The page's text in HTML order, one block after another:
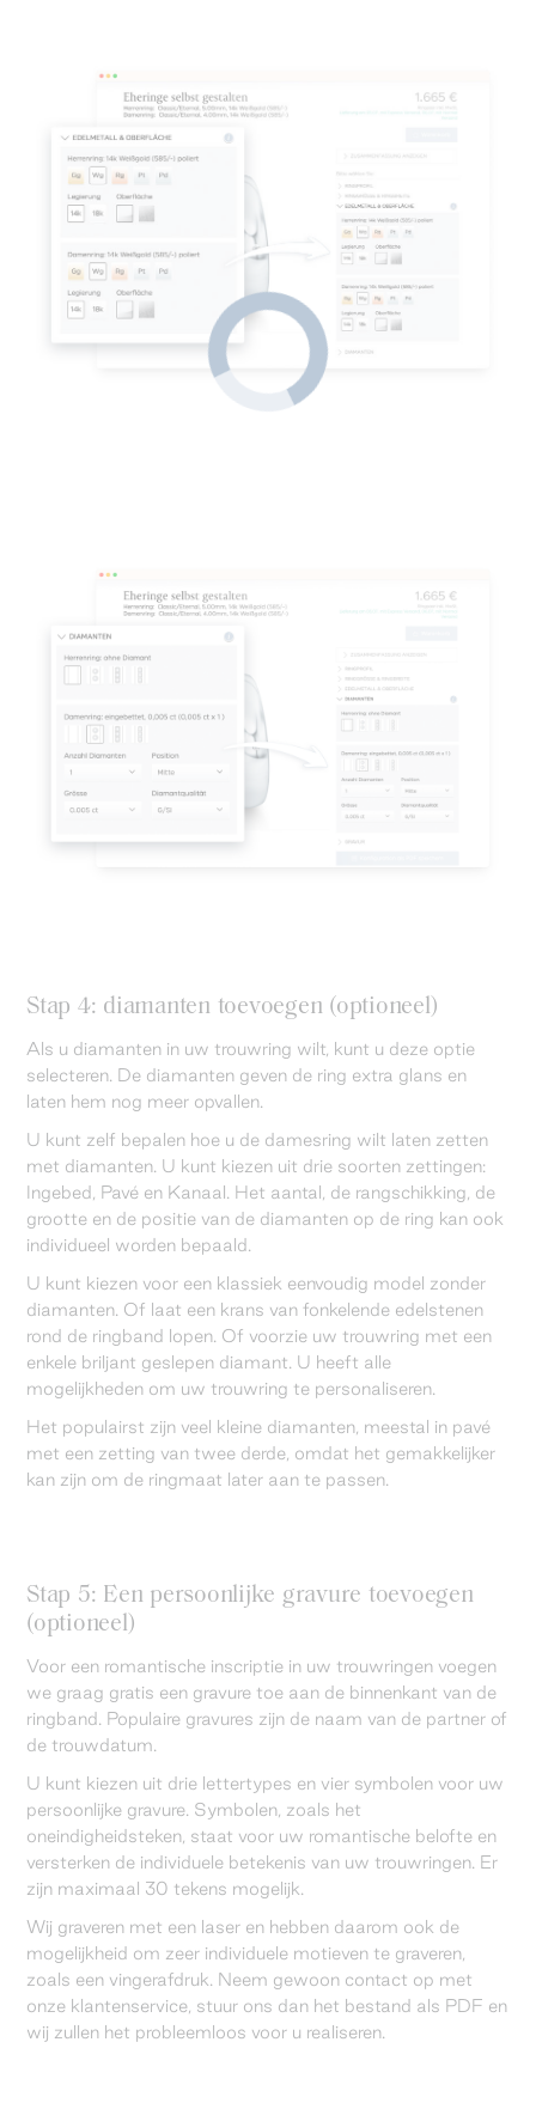
Stap 4: diamanten toevoegen (optioneel)
Als u diamanten in uw trouwring wilt, kunt u deze optie
selecteren. De diamanten geven de ring extra glans en
laten hem nog meer opvallen.
U kunt zelf bepalen hoe u de damesring wilt laten zetten
met diamanten. U kunt kiezen uit drie soorten zettingen:
Ingebed, Pavé en Kanaal. Het aantal, de rangschikking, de
grootte en de positie van de diamanten op de ring kan ook
individueel worden bepaald.
U kunt kiezen voor een klassiek eenvoudig model zonder
diamanten. Of laat een krans van fonkelende edelstenen
rond de ringband lopen. Of voorzie uw trouwring met een
enkele briljant geslepen diamant. U heeft alle
mogelijkheden om uw trouwring te personaliseren.
Het populairst zijn veel kleine diamanten, meestal in pavé
met een zetting van twee derde, omdat het gemakkelijker
kan zijn om de ringmaat later aan te passen.
Stap 5: Een persoonlijke gravure toevoegen
(optioneel)
Voor een romantische inscriptie in uw trouwringen voegen
we graag gratis een gravure toe aan de binnenkant van de
ringband. Populaire gravures zijn de naam van de partner of
de trouwdatum.
U kunt kiezen uit drie lettertypes en vier symbolen voor uw
persoonlijke gravure. Symbolen, zoals het
oneindigheidsteken, staat voor uw romantische belofte en
versterken de individuele betekenis van uw trouwringen. Er
zijn maximaal 30 tekens mogelijk.
Wij graveren met een laser en hebben daarom ook de
mogelijkheid om zeer individuele motieven te graveren,
zoals een vingerafdruk. Neem gewoon contact op met
onze klantenservice, stuur ons dan het bestand als PDF en
wij zullen het probleemloos voor u realiseren.